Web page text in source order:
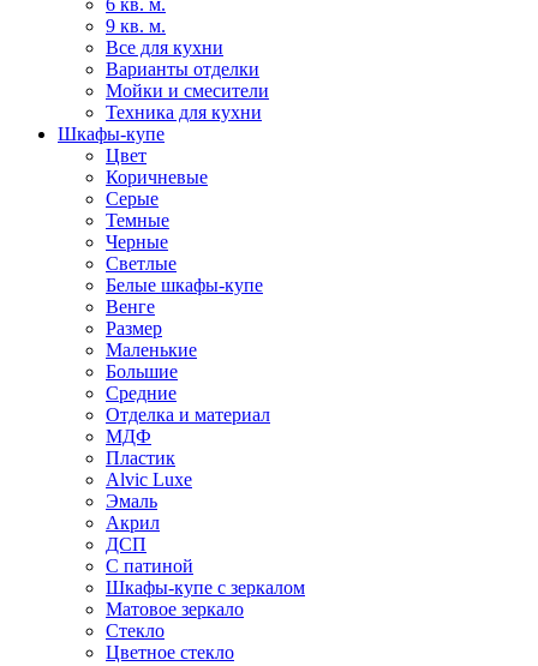
6 кв. м.
9 кв. м.
Все для кухни
Варианты отделки
Мойки и смесители
Техника для кухни
Шкафы-купе
Цвет
Коричневые
Серые
Темные
Черные
Светлые
Белые шкафы-купе
Венге
Размер
Маленькие
Большие
Средние
Отделка и материал
МДФ
Пластик
Alvic Luxe
Эмаль
Акрил
ДСП
С патиной
Шкафы-купе с зеркалом
Матовое зеркало
Стекло
Цветное стекло